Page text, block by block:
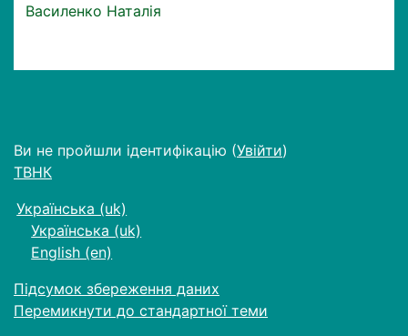
Василенко Наталія
Ви не пройшли ідентифікацію (Увійти)
ТВНК
Українська ‎(uk)‎
Українська ‎(uk)‎
English ‎(en)‎
Підсумок збереження даних
Перемикнути до стандартної теми